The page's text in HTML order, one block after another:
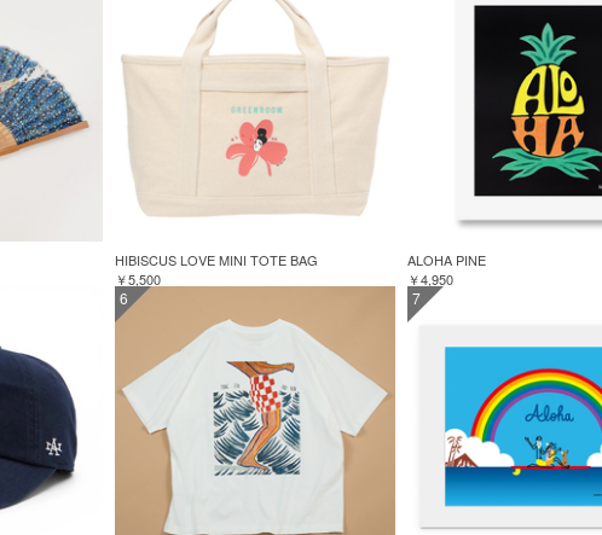
HIBISCUS LOVE MINI TOTE BAG
￥5,500
ALOHA PINE
￥4,950
6 7